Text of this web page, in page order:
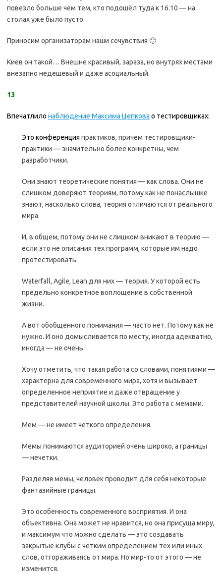
повезло больше чем тем, кто подошёл туда к 16.10 — на
столах уже было пусто.
Приносим организаторам наши сочувствия 🙂
Киев он такой… Внешне красивый, зараза, но внутрях местами
внезапно недешевый и даже асоциальный.
13
Впечатлило наблюдение Максима Цепкова о тестировщиках:
Это конференция практиков, причем тестировщики-
практики — значительно более конкретны, чем
разработчики.
Они знают теоретические понятия — как слова. Они не
слишком доверяют теориям, потому как не понаслышке
знают, насколько слова, теория отличаются от реального
мира.
И, в общем, потому они не слишком вникают в теорию —
если это не описания тех программ, которые им надо
протестировать.
Waterfall, Agile, Lean для них — теория. У которой есть
предельно конкретное воплощение в собственной
жизни.
А вот обобщенного понимания — часто нет. Потому как не
нужно. И оно домысливается по месту, иногда адекватно,
иногда — не очень.
Хочу отметить, что такая работа со словами, понятиями —
характерна для современного мира, хотя и вызывает
определенное неприятие и даже отвращение у
представителей научной школы. Это работа с мемами.
Мем — не имеет четкого определения.
Мемы понимаются аудиторией очень широко, а границы
— нечетки.
Разделяя мемы, человек проводит для себя некоторые
фантазийные границы.
Это особенность современного восприятия. И она
объективна. Она может не нравится, но она присуща миру,
и максимум что можно сделать — это создавать
закрытые клубы с четким определением тех или иных
слов, отгораживаясь от мира. Но мир-то от этого — не
изменится.